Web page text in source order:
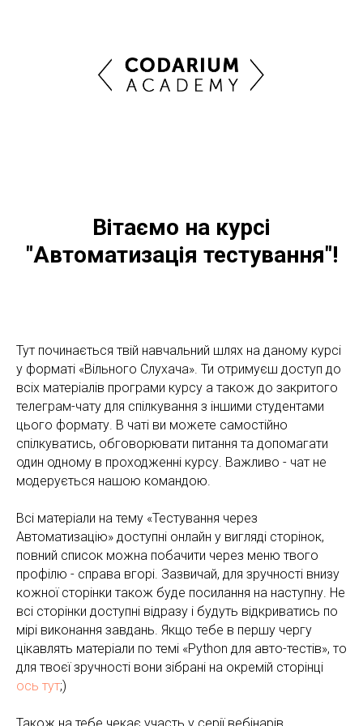
Вітаємо на курсі
"Автоматизація тестування"!
Тут починається твій навчальний шлях на даному курсі
у форматі «Вільного Слухача». Ти отримуєш доступ до
всіх матеріалів програми курсу а також до закритого
телеграм-чату для спілкування з іншими студентами
цього формату. В чаті ви можете самостійно
спілкуватись, обговорювати питання та допомагати
один одному в проходженні курсу. Важливо - чат не
модерується нашою командою.
Всі матеріали на тему «Тестування через
Автоматизацію» доступні онлайн у вигляді сторінок,
повний список можна побачити через меню твого
профілю - справа вгорі. Зазвичай, для зручності внизу
кожної сторінки також буде посилання на наступну. Не
всі сторінки доступні відразу і будуть відкриватись по
мірі виконання завдань. Якщо тебе в першу чергу
цікавлять матеріали по темі «Python для авто-тестів», то
для твоєї зручності вони зібрані на окремій сторінці
ось тут;)